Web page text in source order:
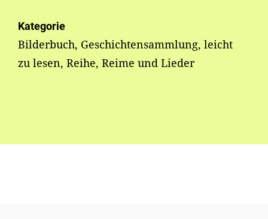
Kategorie
Bilderbuch, Geschichtensammlung, leicht
zu lesen, Reihe, Reime und Lieder